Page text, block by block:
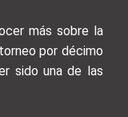
más sobre la
por décimo
sido una de las